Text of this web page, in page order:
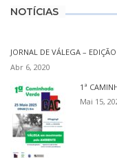
NOTÍCIAS
JORNAL DE VÁLEGA –
Abr 6, 2020
1ª
Mai 15,